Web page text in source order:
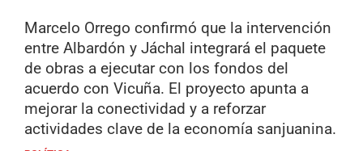
Marcelo Orrego confirmó que la intervención
entre Albardón y Jáchal integrará el paquete
de obras a ejecutar con los fondos del
acuerdo con Vicuña. El proyecto apunta a
mejorar la conectividad y a reforzar
actividades clave de la economía sanjuanina.